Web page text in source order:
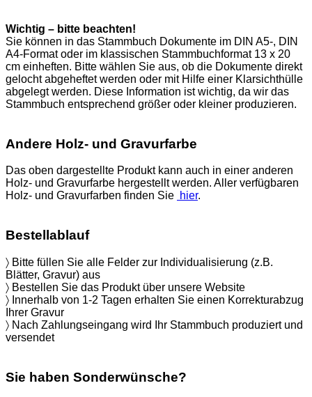
Wichtig – bitte beachten!
Sie können in das Stammbuch Dokumente im DIN A5-, DIN
A4-Format oder im klassischen Stammbuchformat 13 x 20
cm einheften. Bitte wählen Sie aus, ob die Dokumente direkt
gelocht abgeheftet werden oder mit Hilfe einer Klarsichthülle
abgelegt werden. Diese Information ist wichtig, da wir das
Stammbuch entsprechend größer oder kleiner produzieren.
Andere Holz- und Gravurfarbe
Das oben dargestellte Produkt kann auch in einer anderen
Holz- und Gravurfarbe hergestellt werden. Aller verfügbaren
Holz- und Gravurfarben finden Sie hier.
Bestellablauf
〉 Bitte füllen Sie alle Felder zur Individualisierung (z.B.
Blätter, Gravur) aus
〉 Bestellen Sie das Produkt über unsere Website
〉 Innerhalb von 1-2 Tagen erhalten Sie einen Korrekturabzug
Ihrer Gravur
〉 Nach Zahlungseingang wird Ihr Stammbuch produziert und
versendet
Sie haben Sonderwünsche?